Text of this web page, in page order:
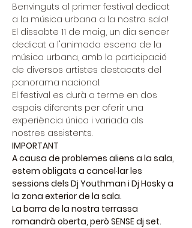
Benvinguts al primer festival dedicat
a la música urbana a la nostra sala!
El dissabte 11 de maig, un dia sencer
dedicat a l'animada escena de la
música urbana, amb la participació
de diversos artistes destacats del
panorama nacional.
El festival es durà a terme en dos
espais diferents per oferir una
experiència única i variada als
nostres assistents.
IMPORTANT
A causa de problemes aliens a la sala,
estem obligats a cancel·lar les
sessions dels Dj Youthman i Dj Hosky a
la zona exterior de la sala.
La barra de la nostra terrassa
romandrà oberta, però SENSE dj set.